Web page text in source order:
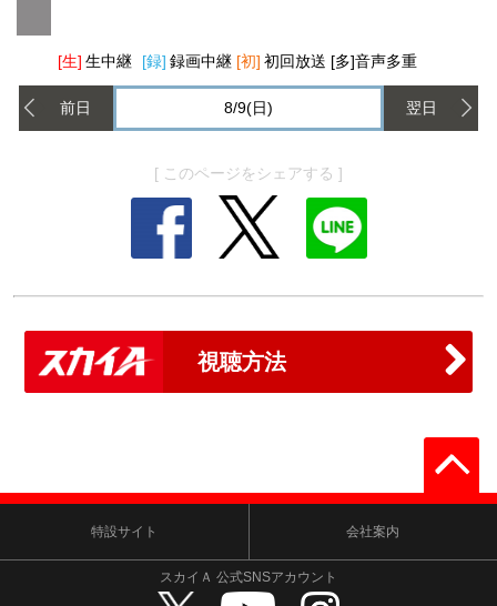
[生] 生中継 [録] 録画中継 [初] 初回放送 [多]音声多重
前日 8/9(日) 翌日
[ このページをシェアする ]
視聴方法
特設サイト 会社案内
スカイＡ 公式SNSアカウント